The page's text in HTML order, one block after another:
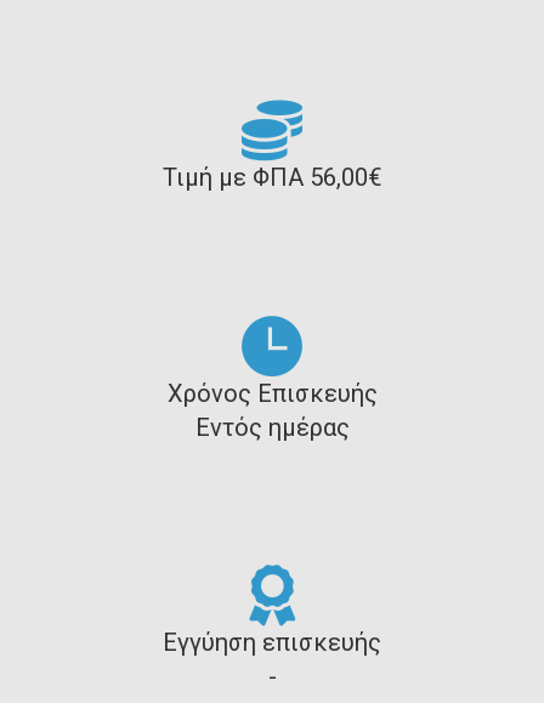
Τιμή με ΦΠΑ 56,00€
Χρόνος Επισκευής
Εντός ημέρας
Εγγύηση επισκευής
-